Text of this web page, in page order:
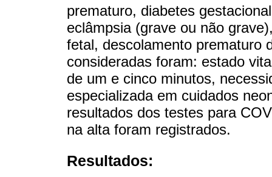
prematuro, diabetes
eclâmpsia (grave ou não
fetal, descolamento prematuro
consideradas foram: estado
de um e cinco minutos,
especializada em cuidados
resultados dos testes para
na alta foram registrados.
Resultados: